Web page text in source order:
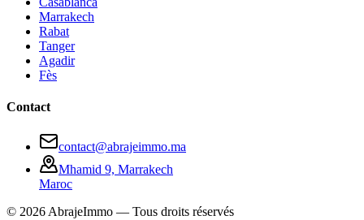
Marrakech
Rabat
Tanger
Agadir
Fès
Contact
contact@abrajeimmo.ma
Mhamid 9, Marrakech
Maroc
© 2026AbrajeImmo — Tous droits réservés